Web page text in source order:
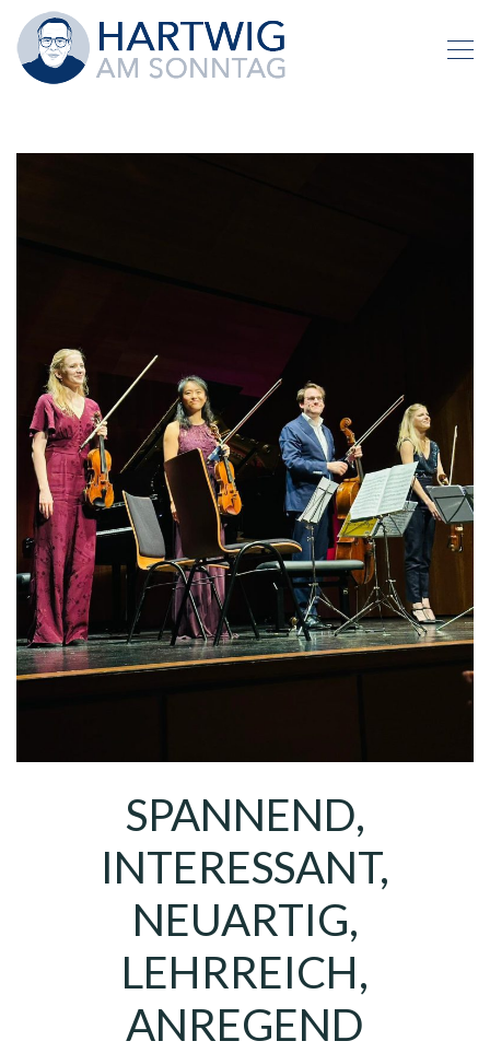
SPANNEND,
INTERESSANT,
NEUARTIG,
LEHRREICH,
ANREGEND